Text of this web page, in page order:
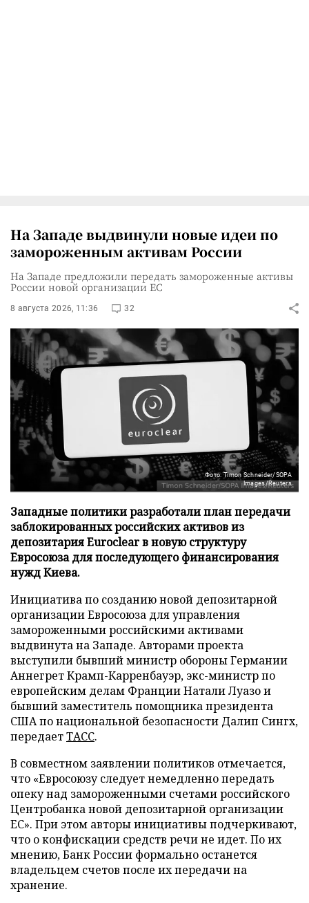
На Западе выдвинули новые идеи по
замороженным активам России
На Западе предложили передать замороженные активы
России новой организации ЕС
8 августа 2026, 11:36 32
Фото: Timon Schneider/SOPA
Images/Reuters
Западные политики разработали план передачи
заблокированных российских активов из
депозитария Euroclear в новую структуру
Евросоюза для последующего финансирования
нужд Киева.
Инициатива по созданию новой депозитарной
организации Евросоюза для управления
замороженными российскими активами
выдвинута на Западе. Авторами проекта
выступили бывший министр обороны Германии
Аннегрет Крамп-Карренбауэр, экс-министр по
европейским делам Франции Натали Луазо и
бывший заместитель помощника президента
США по национальной безопасности Далип Сингх,
передаетТАСС.
В совместном заявлении политиков отмечается,
что «Евросоюзу следует немедленно передать
опеку над замороженными счетами российского
Центробанка новой депозитарной организации
ЕС». При этом авторы инициативы подчеркивают,
что о конфискации средств речи не идет. По их
мнению, Банк России формально останется
владельцем счетов после их передачи на
хранение.